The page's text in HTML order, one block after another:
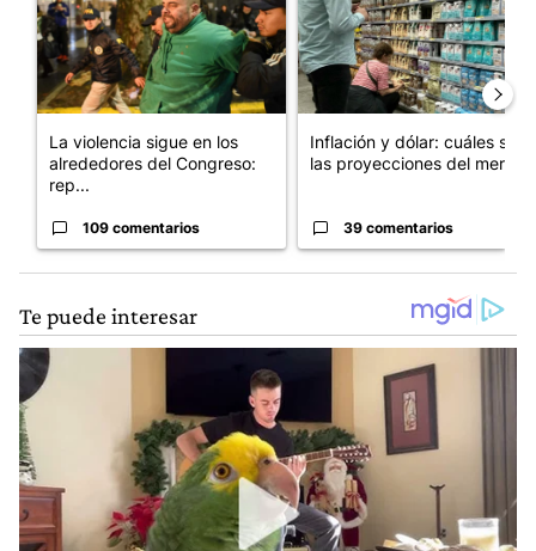
La violencia sigue en los
alrededores del Congreso:
rep...
109 comentarios
Inflación y dólar: cuáles son
las proyecciones del merc...
39 comentarios